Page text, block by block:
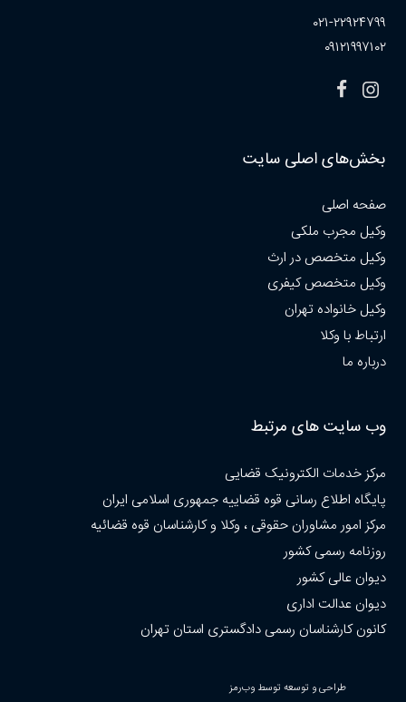
۰۲۱-۲۲۹۲۴۷۹۹
۰۹۱۲۱۹۹۷۱۰۲
بخش‌های اصلی سایت
صفحه اصلی
وکیل مجرب ملکی
وکیل متخصص در ارث
وکیل متخصص کیفری
وکیل خانواده تهران
ارتباط با وکلا
درباره ما
وب سایت های مرتبط
مرکز خدمات الکترونیک قضایی
پایگاه اطلاع رسانی قوه قضاییه جمهوری اسلامی ایران
مرکز امور مشاوران حقوقی ، وکلا و کارشناسان قوه قضائیه
روزنامه رسمی کشور
دیوان عالی کشور
دیوان عدالت اداری
کانون کارشناسان رسمی دادگستری استان تهران
طراحی و توسعه توسط وب‌رمز